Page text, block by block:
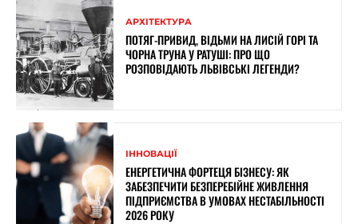
АРХІТЕКТУРА
ПОТЯГ-ПРИВИД, ВІДЬМИ НА ЛИСІЙ ГОРІ ТА
ЧОРНА ТРУНА У РАТУШІ: ПРО ЩО
РОЗПОВІДАЮТЬ ЛЬВІВСЬКІ ЛЕГЕНДИ?
ІННОВАЦІЇ
ЕНЕРГЕТИЧНА ФОРТЕЦЯ БІЗНЕСУ: ЯК
ЗАБЕЗПЕЧИТИ БЕЗПЕРЕБІЙНЕ ЖИВЛЕННЯ
ПІДПРИЄМСТВА В УМОВАХ НЕСТАБІЛЬНОСТІ
2026 РОКУ